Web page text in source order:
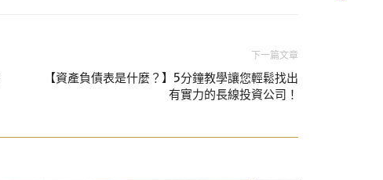
下一篇文章
【資產負債表是什麼？】5分鐘教學讓您輕鬆找出
有實力的長線投資公司！